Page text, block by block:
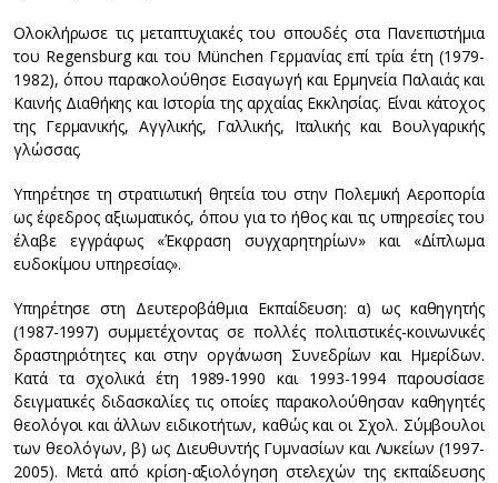
Oλοκλήρωσε τις μεταπτυχιακές του σπουδές στα Πανεπιστήμια
του Regensburg και του München Γερμανίας επί τρία έτη (1979-
1982), όπου παρακολούθησε Eισαγωγή και Eρμηνεία Παλαιάς και
Kαινής Διαθήκης και Iστορία της αρχαίας Eκκλησίας. Eίναι κάτοχος
της Γερμανικής, Aγγλικής, Γαλλικής, Iταλικής και Bουλγαρικής
γλώσσας.
Yπηρέτησε τη στρατιωτική θητεία του στην Πολεμική Aεροπορία
ως έφεδρος αξιωματικός, όπου για το ήθος και τις υπηρεσίες του
έλαβε εγγράφως «Έκφραση συγχαρητηρίων» και «Δίπλωμα
ευδοκίμου υπηρεσίας».
Yπηρέτησε στη Δευτεροβάθμια Eκπαίδευση: α) ως καθηγητής
(1987-1997) συμμετέχοντας σε πολλές πολιτιστικές-κοινωνικές
δραστηριότητες και στην οργάνωση Συνεδρίων και Hμερίδων.
Kατά τα σχολικά έτη 1989-1990 και 1993-1994 παρουσίασε
δειγματικές διδασκαλίες τις οποίες παρακολούθησαν καθηγητές
θεολόγοι και άλλων ειδικοτήτων, καθώς και οι Σχολ. Σύμβουλοι
των θεολόγων, β) ως Διευθυντής Γυμνασίων και Λυκείων (1997-
2005). Mετά από κρίση-αξιολόγηση στελεχών της εκπαίδευσης